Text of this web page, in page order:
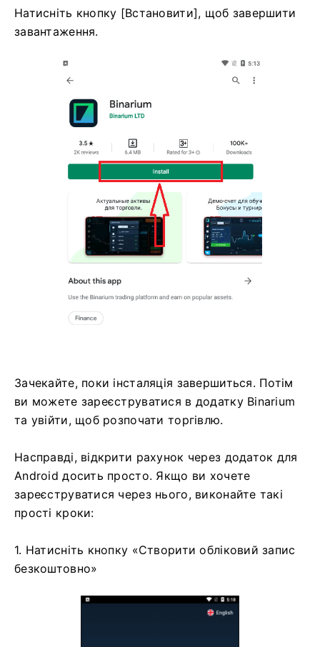
Натисніть кнопку [Встановити], щоб завершити
завантаження.
Зачекайте, поки інсталяція завершиться. Потім
ви можете зареєструватися в додатку Binarium
та увійти, щоб розпочати торгівлю.
Насправді, відкрити рахунок через додаток для
Android досить просто. Якщо ви хочете
зареєструватися через нього, виконайте такі
прості кроки:
1. Натисніть кнопку «Створити обліковий запис
безкоштовно»